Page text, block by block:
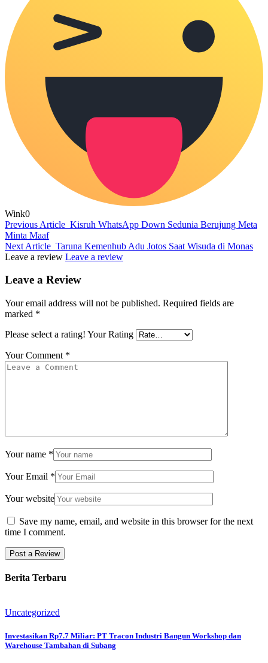
Wink0
Previous Article Kisruh WhatsApp Down Sedunia Berujung Meta
Minta Maaf
Next Article Taruna Kemenhub Adu Jotos Saat Wisuda di Monas
Leave a review Leave a review
Leave a Review
Your email address will not be published. Required fields are
marked *
Please select a rating! Your Rating
Your Comment *
Your name *
Your Email *
Your website
Save my name, email, and website in this browser for the next
time I comment.
Berita Terbaru
Uncategorized
Investasikan Rp7.7 Miliar: PT Tracon Industri Bangun Workshop dan
Warehouse Tambahan di Subang